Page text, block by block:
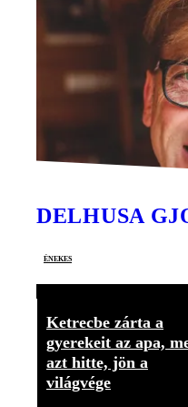
DELHUSA
énekes
Ketrecbe zárta a
gyerekeit az apa,
azt hitte, jön a
világvége